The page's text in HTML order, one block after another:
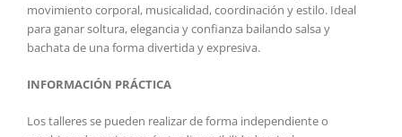
movimiento corporal, musicalidad, coordinación y estilo. Ideal
para ganar soltura, elegancia y confianza bailando salsa y
bachata de una forma divertida y expresiva.
INFORMACIÓN PRÁCTICA
Los talleres se pueden realizar de forma independiente o